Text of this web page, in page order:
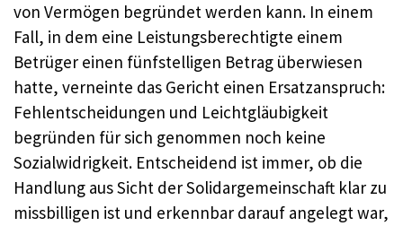
von Vermögen begründet werden kann. In einem
Fall, in dem eine Leistungsberechtigte einem
Betrüger einen fünfstelligen Betrag überwiesen
hatte, verneinte das Gericht einen Ersatzanspruch:
Fehlentscheidungen und Leichtgläubigkeit
begründen für sich genommen noch keine
Sozialwidrigkeit. Entscheidend ist immer, ob die
Handlung aus Sicht der Solidargemeinschaft klar zu
missbilligen ist und erkennbar darauf angelegt war,